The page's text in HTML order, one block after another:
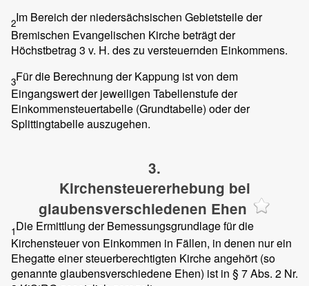
2Im Bereich der niedersächsischen Gebietsteile der
Bremischen Evangelischen Kirche beträgt der
Höchstbetrag 3 v. H. des zu versteuernden Einkommens.
3Für die Berechnung der Kappung ist von dem
Eingangswert der jeweiligen Tabellenstufe der
Einkommensteuertabelle (Grundtabelle) oder der
Splittingtabelle auszugehen.
3.
Kirchensteuererhebung bei
glaubensverschiedenen Ehen
1Die Ermittlung der Bemessungsgrundlage für die
Kirchensteuer von Einkommen in Fällen, in denen nur ein
Ehegatte einer steuerberechtigten Kirche angehört (so
genannte glaubensverschiedene Ehen) ist in § 7 Abs. 2 Nr.